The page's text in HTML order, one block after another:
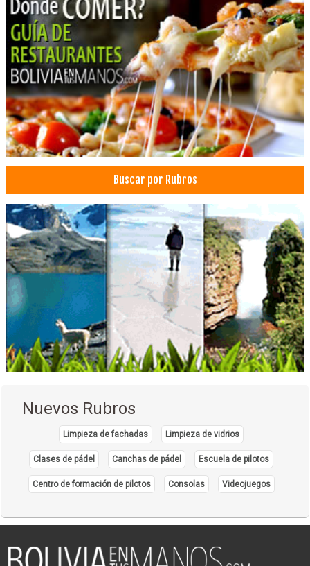
Odontología Estética
Ortodoncia
Odontología
Prótesis Dentales
Radiotaxis
Radio Móvil
Taxi
Carnes a la Parrilla
Restaurantes: Churrasquerías
Heladerías
Comida Rápida
Delivery
Bebidas
Cafeterías
Restaurantes: Comida Rápida
Alpaca
Chompas
Hilados de Alpaca
Ropa para Damas
Tejidos de Alpaca
Ropa de Alpaca
Salud: Centros Médicos
Industrias Alimenticias
Buscar por Rubros
Nuevos Rubros
Limpieza de fachadas Limpieza de vidrios
Clases de pádel Canchas de pádel Escuela de pilotos
Centro de formación de pilotos Consolas Videojuegos